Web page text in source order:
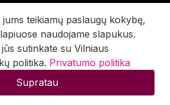
teikiamų paslaugų kokybę,
naudojame slapukus.
sutinkate su Vilniaus
politika. Privatumo politika
Supratau